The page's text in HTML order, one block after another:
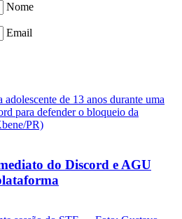
Nome
Email
do Discord e AGU